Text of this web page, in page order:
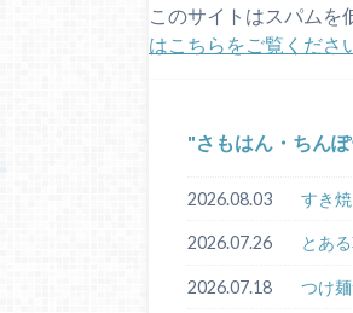
このサイトはスパムを
はこちらをご覧くださ
さもはん・ちん
2026.08.03 すき
2026.07.26 とあ
2026.07.18 つけ